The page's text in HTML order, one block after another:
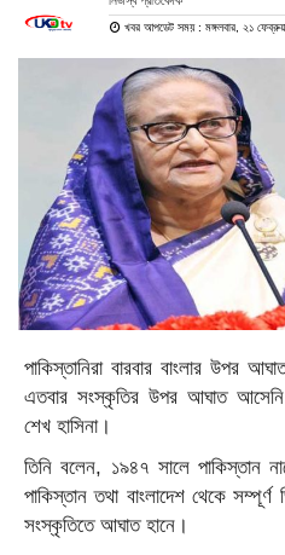
খবর আপডেট সময় : মঙ্গলবার, ২১
পাকিস্তানিরা বারবার বাংলার উপর
এতবার সংস্কৃতির উপর আঘাত আসেনি
শেখ হাসিনা।
তিনি বলেন, ১৯৪৭ সালে পাকিস্তান
পাকিস্তান তথা বাংলাদেশ থেকে
সংস্কৃতিতে আঘাত হানে।